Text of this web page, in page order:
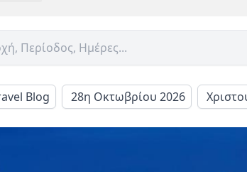
Blog 28η Οκτωβρίου 2026